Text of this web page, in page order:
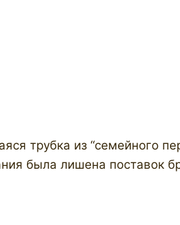
трубка из “семейного
была лишена поставок